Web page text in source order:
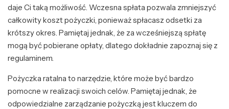
daje Ci taką możliwość. Wczesna spłata pozwala zmniejszyć
całkowity koszt pożyczki, ponieważ spłacasz odsetki za
krótszy okres. Pamiętaj jednak, że za wcześniejszą spłatę
mogą być pobierane opłaty, dlatego dokładnie zapoznaj się z
regulaminem.
Pożyczka ratalna to narzędzie, które może być bardzo
pomocne w realizacji swoich celów. Pamiętaj jednak, że
odpowiedzialne zarządzanie pożyczką jest kluczem do